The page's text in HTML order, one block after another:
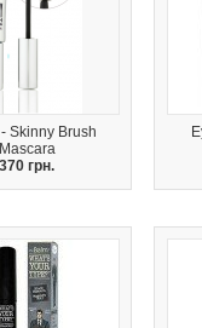
Skinny Brush
Mascara
370 грн.